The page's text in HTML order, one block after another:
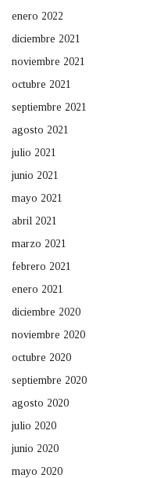
enero 2022
diciembre 2021
noviembre 2021
octubre 2021
septiembre 2021
agosto 2021
julio 2021
junio 2021
mayo 2021
abril 2021
marzo 2021
febrero 2021
enero 2021
diciembre 2020
noviembre 2020
octubre 2020
septiembre 2020
agosto 2020
julio 2020
junio 2020
mayo 2020